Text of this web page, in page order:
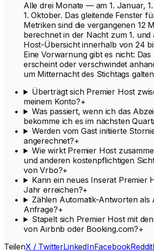
Alle drei Monate — am 1. Januar,
1. Oktober. Das gleitende Fenster
Metriken sind die vergangenen 12
berechnet in der Nacht zum 1. und
Host-Übersicht innerhalb von 24
Eine Vorwarnung gibt es nicht:
erscheint oder verschwindet
um Mitternacht des Stichtags
Überträgt sich Premier Host
meinem Konto?+
Was passiert, wenn ich das
bekomme ich es im nächsten
Werden vom Gast initiierte
angerechnet?+
Wie wirkt Premier Host
und anderen kostenpflichtigen
von Vrbo?+
Kann ein neues Inserat Premier
Jahr erreichen?+
Zählen Automatik-Antworten als
Anfrage?+
Stapelt sich Premier Host mit
von Airbnb oder Booking.com?+
TeilenX / TwitterLinkedInFacebookReddit